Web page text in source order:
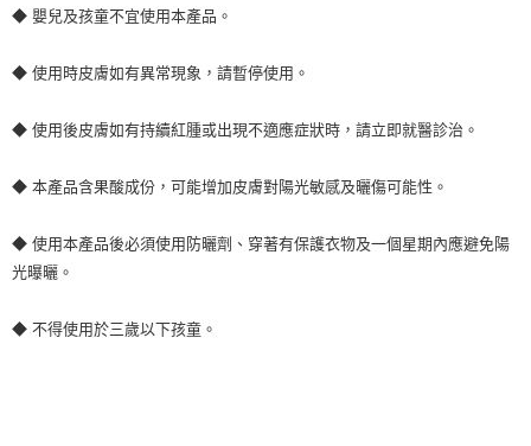
◆ 嬰兒及孩童不宜使用本產品。
◆ 使用時皮膚如有異常現象，請暫停使用。
◆ 使用後皮膚如有持續紅腫或出現不適應症狀時，請立即就醫診治。
◆ 本產品含果酸成份，可能增加皮膚對陽光敏感及曬傷可能性。
◆ 使用本產品後必須使用防曬劑、穿著有保護衣物及一個星期內應避免陽
光曝曬。
◆ 不得使用於三歲以下孩童。